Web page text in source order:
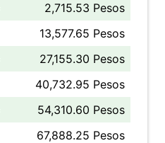
2,715.53 Pesos
13,577.65 Pesos
27,155.30 Pesos
40,732.95 Pesos
54,310.60 Pesos
67,888.25 Pesos